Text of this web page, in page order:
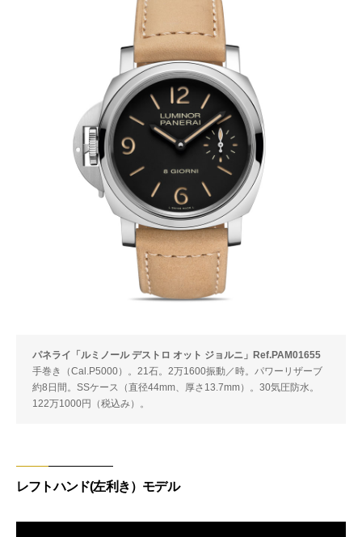
パネライ「ルミノール デストロ オット ジョルニ」Ref.PAM01655
手巻き（Cal.P5000）。21石。2万1600振動／時。パワーリザーブ
約8日間。SSケース（直径44mm、厚さ13.7mm）。30気圧防水。
122万1000円（税込み）。
レフトハンド(左利き）モデル